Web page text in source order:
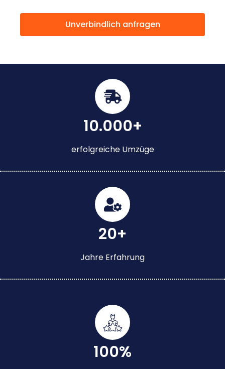
Unverbindlich anfragen
10.000+
erfolgreiche Umzüge
20+
Jahre Erfahrung
100%